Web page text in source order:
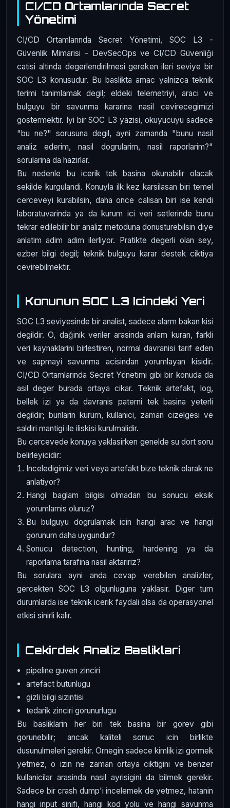
CI/CD Ortamlarında Secret
Yönetimi
CI/CD Ortamlarında Secret Yönetimi, SOC L3 -
Güvenlik Mimarisi - DevSecOps ve CI/CD Güvenliği
catisi altinda degerlendirilmesi gereken ileri seviye bir
SOC L3 konusudur. Bu baslikta amac yalnizca teknik
terimi tanimlamak degil; eldeki telemetriyi, araci ve
bulguyu bir savunma kararina nasil cevirecegimizi
gostermektir. Iyi bir SOC L3 yazisi, okuyucuyu sadece
"bu ne?" sorusuna degil, ayni zamanda "bunu nasil
analiz ederim, nasil dogrularim, nasil raporlarim?"
sorularina da hazirlar.
Bu nedenle bu icerik tek basina okunabilir olacak
sekilde kurgulandi. Konuyla ilk kez karsilasan biri temel
cerceveyi kurabilsin, daha once calisan biri ise kendi
laboratuvarinda ya da kurum ici veri setlerinde bunu
tekrar edilebilir bir analiz metoduna donusturebilsin diye
anlatim adim adim ilerliyor. Pratikte degerli olan sey,
ezber bilgi degil; teknik bulguyu karar destek ciktiya
cevirebilmektir.
Konunun SOC L3 Icindeki Yeri
SOC L3 seviyesinde bir analist, sadece alarm bakan kisi
degildir. O, dağinik veriler arasinda anlam kuran, farkli
veri kaynaklarini birlestiren, normal davranisi tarif eden
ve sapmayi savunma acisindan yorumlayan kisidir.
CI/CD Ortamlarında Secret Yönetimi gibi bir konuda da
asil deger burada ortaya cikar. Teknik artefakt, log,
bellek izi ya da davranis paterni tek basina yeterli
degildir; bunlarin kurum, kullanici, zaman cizelgesi ve
saldiri mantigi ile iliskisi kurulmalidir.
Bu cercevede konuya yaklasirken genelde su dort soru
belirleyicidir:
Inceledigimiz veri veya artefakt bize teknik olarak ne
anlatiyor?
Hangi baglam bilgisi olmadan bu sonucu eksik
yorumlamis oluruz?
Bu bulguyu dogrulamak icin hangi arac ve hangi
gorunum daha uygundur?
Sonucu detection, hunting, hardening ya da
raporlama tarafina nasil aktaririz?
Bu sorulara ayni anda cevap verebilen analizler,
gercekten SOC L3 olgunluguna yaklasir. Diger tum
durumlarda ise teknik icerik faydali olsa da operasyonel
etkisi sinirli kalir.
Cekirdek Analiz Basliklari
pipeline guven zinciri
artefact butunlugu
gizli bilgi sizintisi
tedarik zinciri gorunurlugu
Bu basliklarin her biri tek basina bir gorev gibi
gorunebilir; ancak kaliteli sonuc icin birlikte
dusunulmeleri gerekir. Ornegin sadece kimlik izi gormek
yetmez, o izin ne zaman ortaya ciktigini ve benzer
kullanicilar arasinda nasil ayrisigini da bilmek gerekir.
Sadece bir crash dump'i incelemek de yetmez, hatanin
hangi input sinifi, hangi kod yolu ve hangi savunma